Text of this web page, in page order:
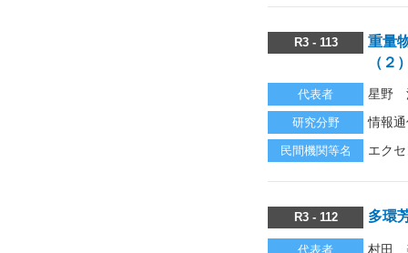
R3 - 113
重量
（２
代表者 星野
研究分野 情報
民間機関等名 エク
R3 - 112 多環
代表者 村田